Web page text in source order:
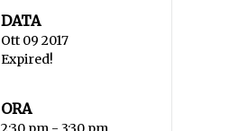
DATA
Ott 09 2017
Expired!
ORA